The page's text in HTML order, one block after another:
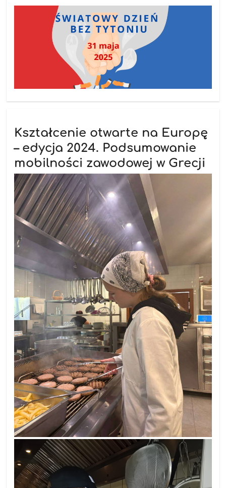
Kształcenie otwarte na Europę
– edycja 2024. Podsumowanie
mobilności zawodowej w Grecji